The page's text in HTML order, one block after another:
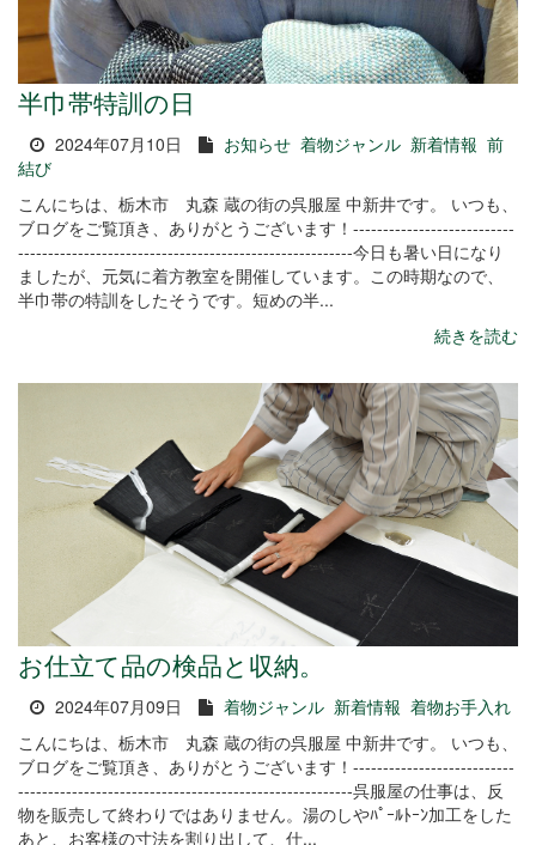
半巾帯特訓の日
2024年07月10日 お知らせ 着物ジャンル 新着情報 前
結び
こんにちは、栃木市 丸森 蔵の街の呉服屋 中新井です。 いつも、
ブログをご覧頂き、ありがとうございます！---------------------------
--------------------------------------------------------今日も暑い日になり
ましたが、元気に着方教室を開催しています。この時期なので、
半巾帯の特訓をしたそうです。短めの半...
続きを読む
お仕立て品の検品と収納。
2024年07月09日 着物ジャンル 新着情報 着物お手入れ
こんにちは、栃木市 丸森 蔵の街の呉服屋 中新井です。 いつも、
ブログをご覧頂き、ありがとうございます！---------------------------
--------------------------------------------------------呉服屋の仕事は、反
物を販売して終わりではありません。湯のしやﾊﾟｰﾙﾄｰﾝ加工をした
あと、お客様の寸法を割り出して、仕...